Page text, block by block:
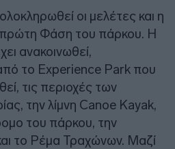
οι μελέτες και η
πρώτη Φάση του πάρκου. Η
ανακοινωθεί,
το Experience Park που
τις περιοχές των
την λίμνη Canoe Kayak,
του πάρκου, την
το Ρέμα Τραχώνων. Μαζί